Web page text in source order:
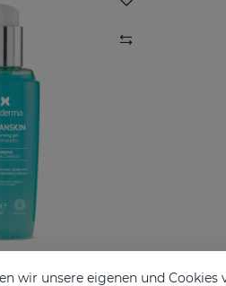
wir unsere eigenen und